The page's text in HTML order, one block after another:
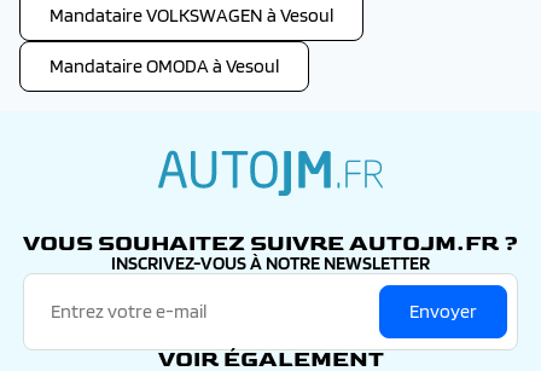
Mandataire VOLKSWAGEN à Vesoul
Mandataire OMODA à Vesoul
VOUS SOUHAITEZ SUIVRE AUTOJM.FR ?
INSCRIVEZ-VOUS À NOTRE NEWSLETTER
Envoyer
VOIR ÉGALEMENT